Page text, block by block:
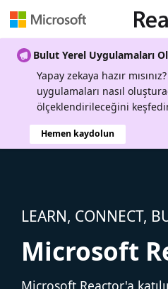
Bulut Yerel Uygulamaları
Yapay zekaya hazır
uygulamaları nasıl
ölçeklendirileceğini
Hemen kaydolun
LEARN, CONNECT,
Microsoft
Microsoft Reactor'a